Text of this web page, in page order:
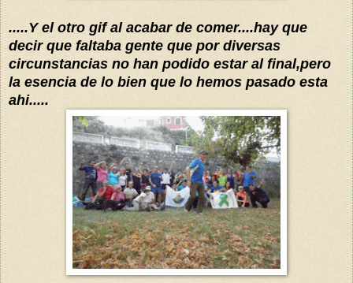
.....Y el otro gif al acabar de comer....hay que
decir que faltaba gente que por diversas
circunstancias no han podido estar al final,pero
la esencia de lo bien que lo hemos pasado esta
ahi.....